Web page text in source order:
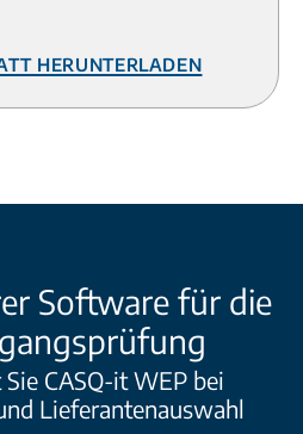
herunterladen
Software für die
CASQ-it WEP bei
Lieferantenauswahl